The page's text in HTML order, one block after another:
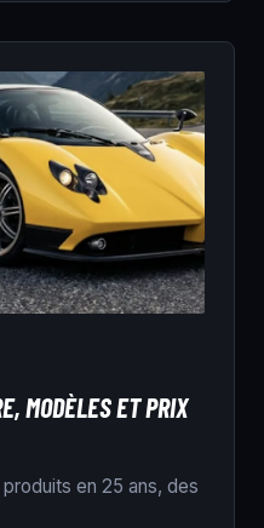
MODÈLES ET PRIX
en 25 ans, des